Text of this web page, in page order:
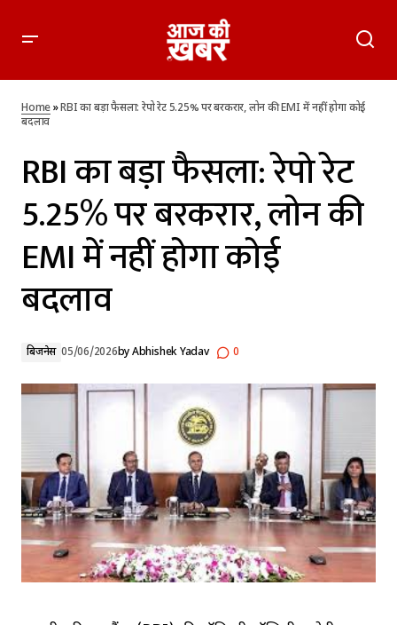
होगा कोई बदलाव
Home»RBI का बड़ा फैसला: रेपो रेट 5.25% पर बरकरार, लोन की EMI में नहीं होगा कोई
बदलाव
RBI का बड़ा फैसला: रेपो रेट
5.25% पर बरकरार, लोन की
EMI में नहीं होगा कोई
बदलाव
बिजनेस 05/06/2026byAbhishek Yadav 0